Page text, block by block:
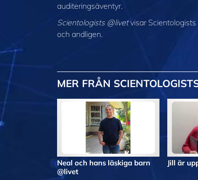
auditeringsäventyr.
Scientologists @livetvisar
och andligen.
MER FRÅN
Neal och hans läskiga barn
@livet
Jill är